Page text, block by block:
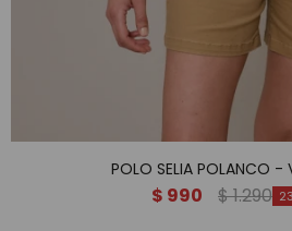
POLO SELIA POLANCO
$ 990 $1.290 23